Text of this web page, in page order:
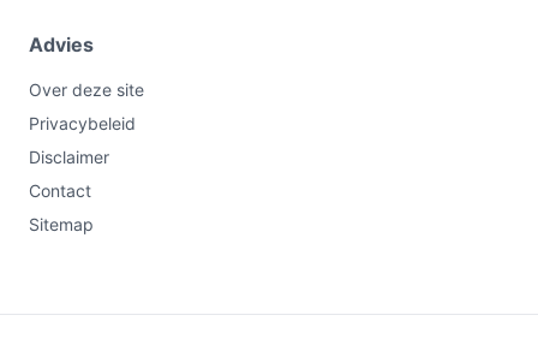
Advies
Over deze site
Privacybeleid
Disclaimer
Contact
Sitemap